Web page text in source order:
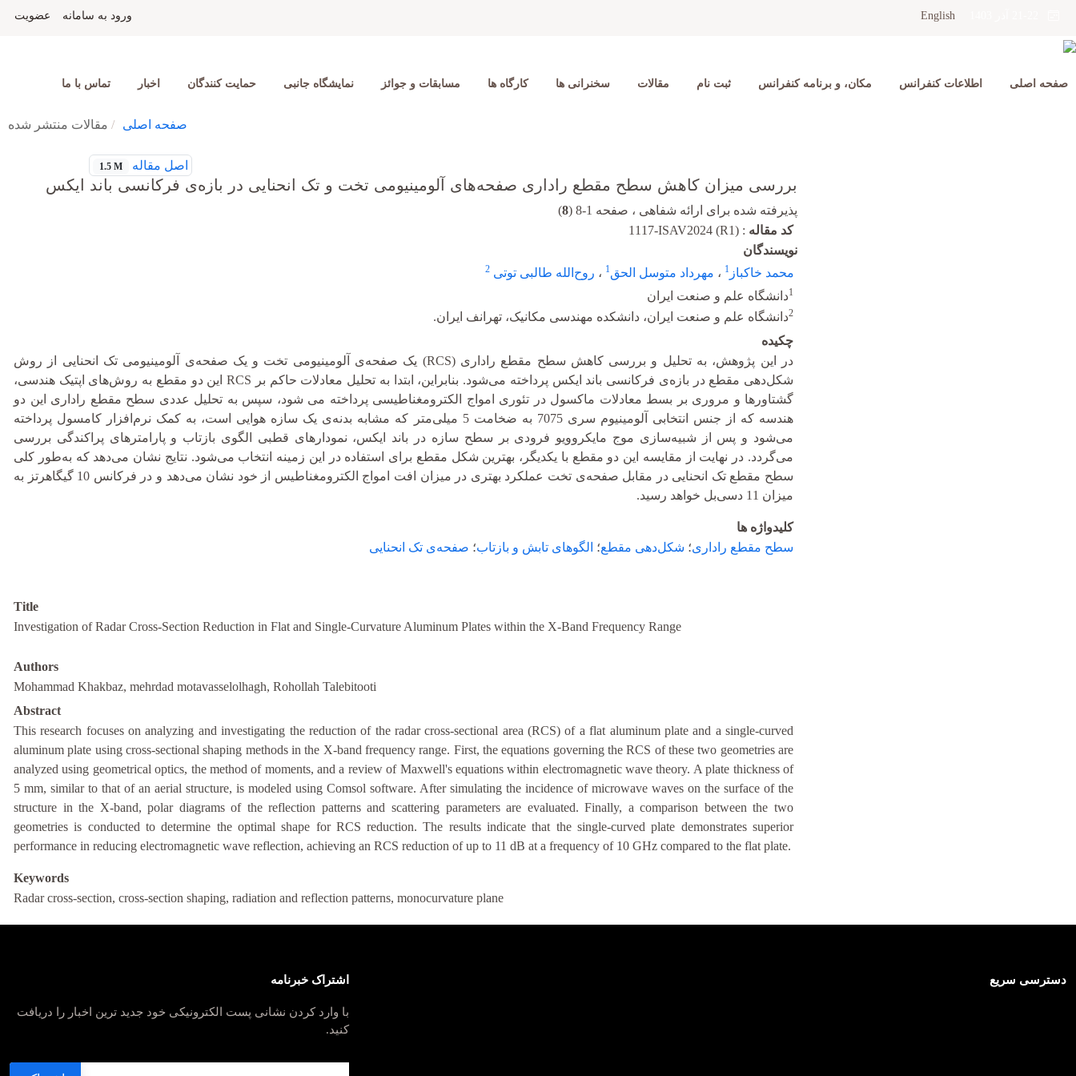
English ورود به سامانه عضویت
صفحه اصلی اطلاعات کنفرانس مکان، و برنامه کنفرانس ثبت نام مقالات سخنرانی ها کارگاه ها مسابقات و جوائز نمایشگاه جانبی حمایت کنندگان اخبار تماس با ما
صفحه اصلی مقالات منتشر شده
اصل مقاله 1.5 M
بررسی میزان کاهش سطح مقطع راداری صفحه‌های آلومینیومی تخت و تک انحنایی در بازه‌ی فرکانسی باند ایکس
پذیرفته شده برای ارائه شفاهی ، صفحه 1-8 ( 8
)
کد مقاله :
1117-ISAV2024 (R1)
نویسندگان
محمد خاکباز 1 ، مهرداد متوسل الحق1 ، روح‌الله طالبی توتی 2
1دانشگاه علم و صنعت ایران
2دانشگاه علم و صنعت ایران، دانشکده مهندسی مکانیک، تهرانف ایران.
چکیده
در این پژوهش، به تحلیل و بررسی کاهش سطح مقطع راداری (RCS) یک صفحه‌ی آلومینیومی تخت و یک صفحه‌ی آلومینیومی تک انحنایی از روش
شکل‌دهی مقطع در بازه‌ی فرکانسی باند ایکس پرداخته می‌شود. بنابراین، ابتدا به تحلیل معادلات حاکم بر RCS این دو مقطع به روش‌های اپتیک هندسی،
گشتاورها و مروری بر بسط معادلات ماکسول در تئوری امواج الکترومغناطیسی پرداخته می شود، سپس به تحلیل عددی سطح مقطع راداری این دو
هندسه که از جنس انتخابی آلومینیوم سری 7075 به ضخامت 5 میلی‌متر که مشابه بدنه‌ی یک سازه هوایی است، به کمک نرم‌افزار کامسول پرداخته
می‌شود و پس از شبیه‌سازی موج مایکروویو فرودی بر سطح سازه در باند ایکس، نمودارهای قطبی الگوی بازتاب و پارامترهای پراکندگی بررسی
می‌گردد. در نهایت از مقایسه این دو مقطع با یکدیگر، بهترین شکل مقطع برای استفاده در این زمینه انتخاب می‌شود. نتایج نشان می‌دهد که به‌طور کلی
سطح مقطع تک انحنایی در مقابل صفحه‌ی تخت عملکرد بهتری در میزان افت امواج الکترومغناطیس از خود نشان می‌دهد و در فرکانس 10 گیگاهرتز به
میزان 11 دسی‌بل خواهد رسید.
کلیدواژه ها
سطح مقطع راداری؛ شکل‌دهی مقطع؛ الگوهای تابش و بازتاب؛ صفحه‌ی تک انحنایی
Title
Investigation of Radar Cross-Section Reduction in Flat and Single-Curvature Aluminum Plates within the X-Band Frequency Range
Authors
Mohammad Khakbaz, mehrdad motavasselolhagh, Rohollah Talebitooti
Abstract
This research focuses on analyzing and investigating the reduction of the radar cross-sectional area (RCS) of a flat aluminum plate and a single-curved
aluminum plate using cross-sectional shaping methods in the X-band frequency range. First, the equations governing the RCS of these two geometries are
analyzed using geometrical optics, the method of moments, and a review of Maxwell's equations within electromagnetic wave theory. A plate thickness of
5 mm, similar to that of an aerial structure, is modeled using Comsol software. After simulating the incidence of microwave waves on the surface of the
structure in the X-band, polar diagrams of the reflection patterns and scattering parameters are evaluated. Finally, a comparison between the two
geometries is conducted to determine the optimal shape for RCS reduction. The results indicate that the single-curved plate demonstrates superior
performance in reducing electromagnetic wave reflection, achieving an RCS reduction of up to 11 dB at a frequency of 10 GHz compared to the flat plate.
Keywords
Radar cross-section, cross-section shaping, radiation and reflection patterns, monocurvature plane
دسترسی سریع اشتراک خبرنامه
با وارد کردن نشانی پست الکترونیکی خود جدید ترین اخبار را دریافت
کنید.